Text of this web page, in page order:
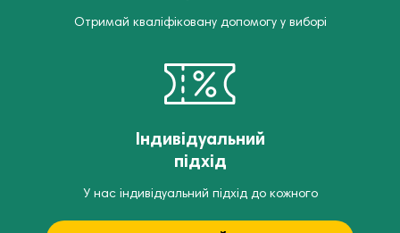
Отримай кваліфіковану допомогу у виборі
Індивідуальний
підхід
У нас індивідуальний підхід до кожного